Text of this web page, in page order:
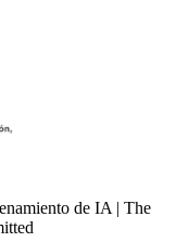
de IA | The